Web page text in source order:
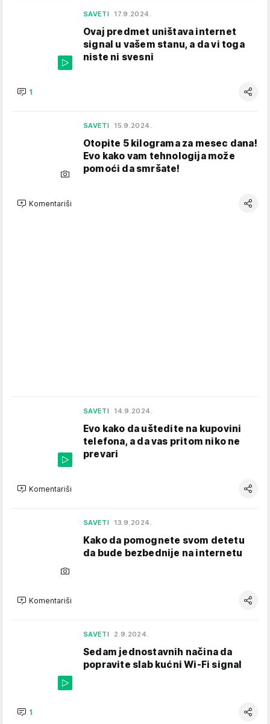
SAVETI 17.9.2024.
Ovaj predmet uništava internet
signal u vašem stanu, a da vi toga
niste ni svesni
1
SAVETI 15.9.2024.
Otopite 5 kilograma za mesec dana!
Evo kako vam tehnologija može
pomoći da smršate!
Komentariši
SAVETI 14.9.2024.
Evo kako da uštedite na kupovini
telefona, a da vas pritom niko ne
prevari
Komentariši
SAVETI 13.9.2024.
Kako da pomognete svom detetu
da bude bezbednije na internetu
Komentariši
SAVETI 2.9.2024.
Sedam jednostavnih načina da
popravite slab kućni Wi-Fi signal
1